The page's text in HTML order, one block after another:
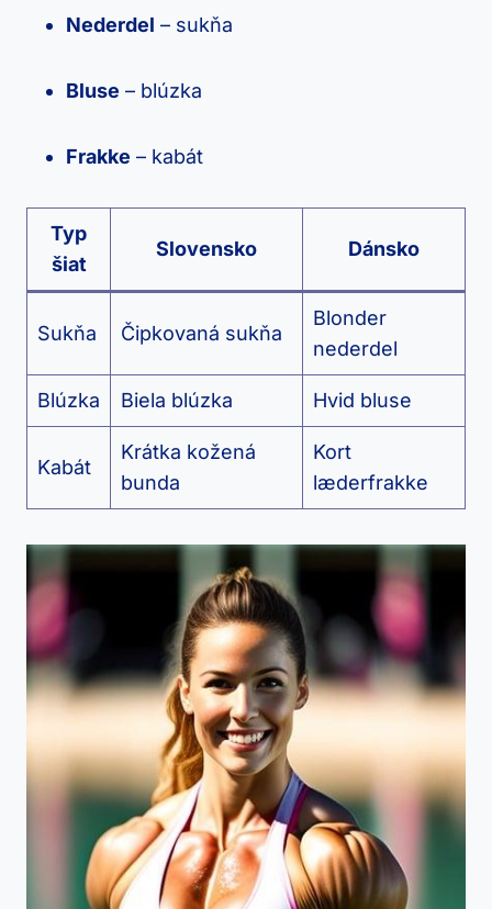
Nederdel – sukňa
Bluse – blúzka
Frakke – kabát
Typ
⁣šiat
Slovensko Dánsko
Sukňa Čipkovaná sukňa
Blonder⁤
nederdel
Blúzka Biela blúzka Hvid‍ bluse
Kabát
Krátka kožená
bunda
Kort
læderfrakke